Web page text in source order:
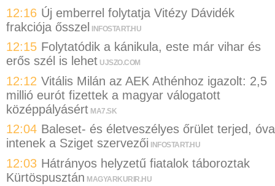
12:16 Új emberrel folytatja Vitézy Dávidék
frakciója ősszel INFOSTART.HU
12:15 Folytatódik a kánikula, este már vihar és
erős szél is lehet UJSZO.COM
12:12 Vitális Milán az AEK Athénhoz igazolt: 2,5
millió eurót fizettek a magyar válogatott
középpályásért MA7.SK
12:04 Baleset- és életveszélyes őrület terjed, óva
intenek a Sziget szervezői
INFOSTART.HU
12:03 Hátrányos helyzetű fiatalok táboroztak
Kürtöspusztán MAGYARKURIR.HU